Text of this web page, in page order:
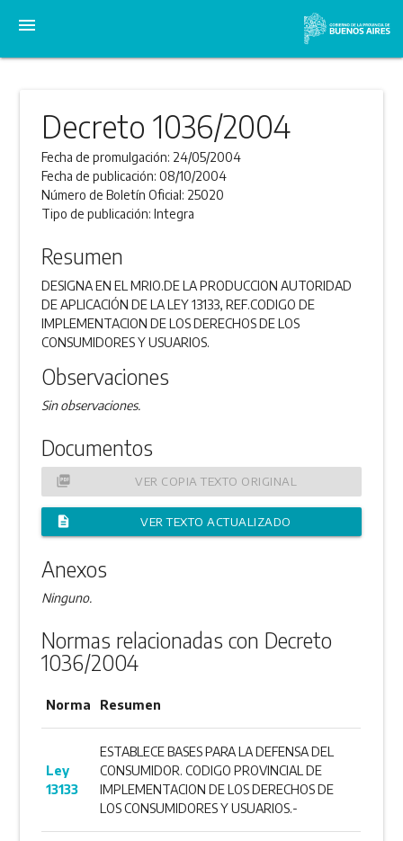
menu
Decreto 1036/2004
Fecha de promulgación: 24/05/2004
Fecha de publicación:08/10/2004
Número de Boletín Oficial: 25020
Tipo de publicación:Integra
Resumen
DESIGNA EN EL MRIO.DE LA PRODUCCION AUTORIDAD
DE APLICACIÓN DE LA LEY 13133, REF.CODIGO DE
IMPLEMENTACION DE LOS DERECHOS DE LOS
CONSUMIDORES Y USUARIOS.
Observaciones
Sin observaciones.
Documentos
picture_as_pdf VER COPIA TEXTO ORIGINAL
description VER TEXTO ACTUALIZADO
Anexos
Ninguno.
Normas relacionadas con Decreto
1036/2004
Norma Resumen
Ley
13133
ESTABLECE BASES PARA LA DEFENSA DEL
CONSUMIDOR. CODIGO PROVINCIAL DE
IMPLEMENTACION DE LOS DERECHOS DE
LOS CONSUMIDORES Y USUARIOS.-